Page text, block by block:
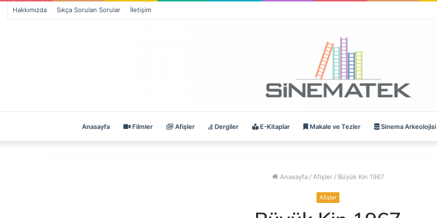
Hakkımızda Sıkça Sorulan Sorular İletişim
Anasayfa Filmler Afişler Dergiler E-Kitaplar Makale ve Tezler Sinema Arkeolojisi
Anasayfa / Afişler / Büyük Kin 1967
Afişler